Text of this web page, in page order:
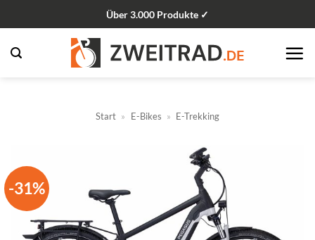
Inhalt
springen
Über 3.000 Produkte ✓
Start » E-Bikes » E-Trekking
-31%